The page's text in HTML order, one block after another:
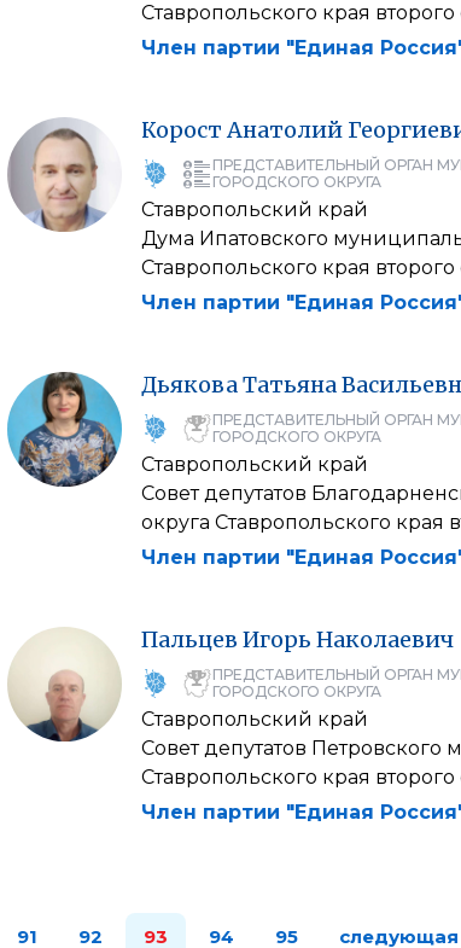
Ставропольского края второго
Член партии "Единая
Корост Анатолий
ПРЕДСТАВИТЕЛЬНЫЙ ОРГАН
ГОРОДСКОГО ОКРУГА
Ставропольский край
Дума Ипатовского
Ставропольского края второго
Член партии "Единая
ДьяковаТатьяна
ПРЕДСТАВИТЕЛЬНЫЙ ОРГАН
ГОРОДСКОГО ОКРУГА
Ставропольский край
Совет депутатов
округа Ставропольского края
Член партии "Единая
Пальцев Игорь Наколаевич
ПРЕДСТАВИТЕЛЬНЫЙ ОРГАН
ГОРОДСКОГО ОКРУГА
Ставропольский край
Совет депутатов Петровского
Ставропольского края второго
Член партии "Единая
91 92 93 94 95 следующая